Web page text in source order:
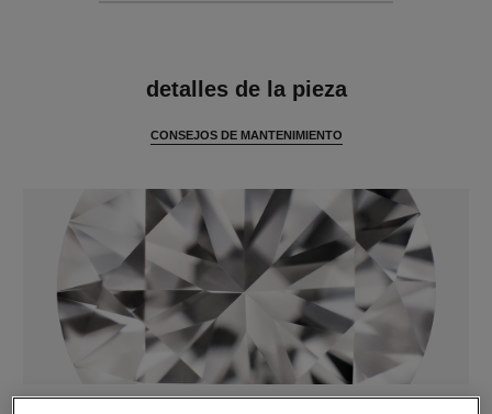
detalles de la pieza
CONSEJOS DE MANTENIMIENTO